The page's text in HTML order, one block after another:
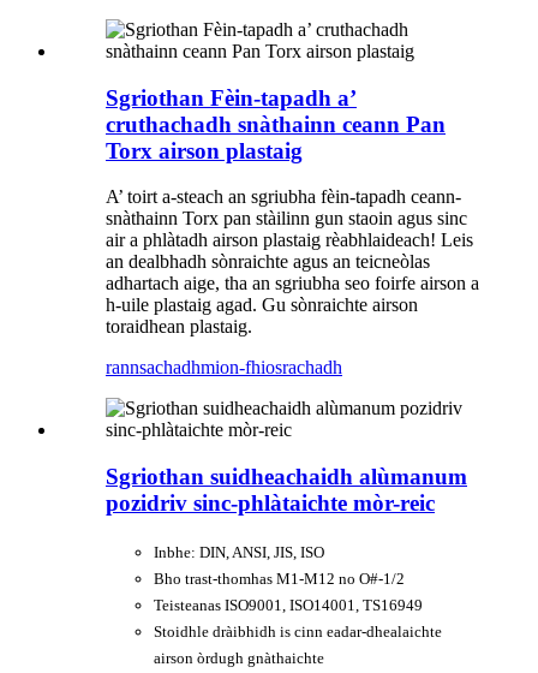
Sgriothan Fèin-tapadh a’
cruthachadh snàthainn ceann Pan
Torx airson plastaig
A’ toirt a-steach an sgriubha fèin-tapadh ceann-
snàthainn Torx pan stàilinn gun staoin agus sinc
air a phlàtadh airson plastaig rèabhlaideach! Leis
an dealbhadh sònraichte agus an teicneòlas
adhartach aige, tha an sgriubha seo foirfe airson a
h-uile plastaig agad. Gu sònraichte airson
toraidhean plastaig.
rannsachadhmion-fhiosrachadh
Sgriothan suidheachaidh alùmanum
pozidriv sinc-phlàtaichte mòr-reic
Inbhe: DIN, ANSI, JIS, ISO
Bho trast-thomhas M1-M12 no O#-1/2
Teisteanas ISO9001, ISO14001, TS16949
Stoidhle dràibhidh is cinn eadar-dhealaichte
airson òrdugh gnàthaichte